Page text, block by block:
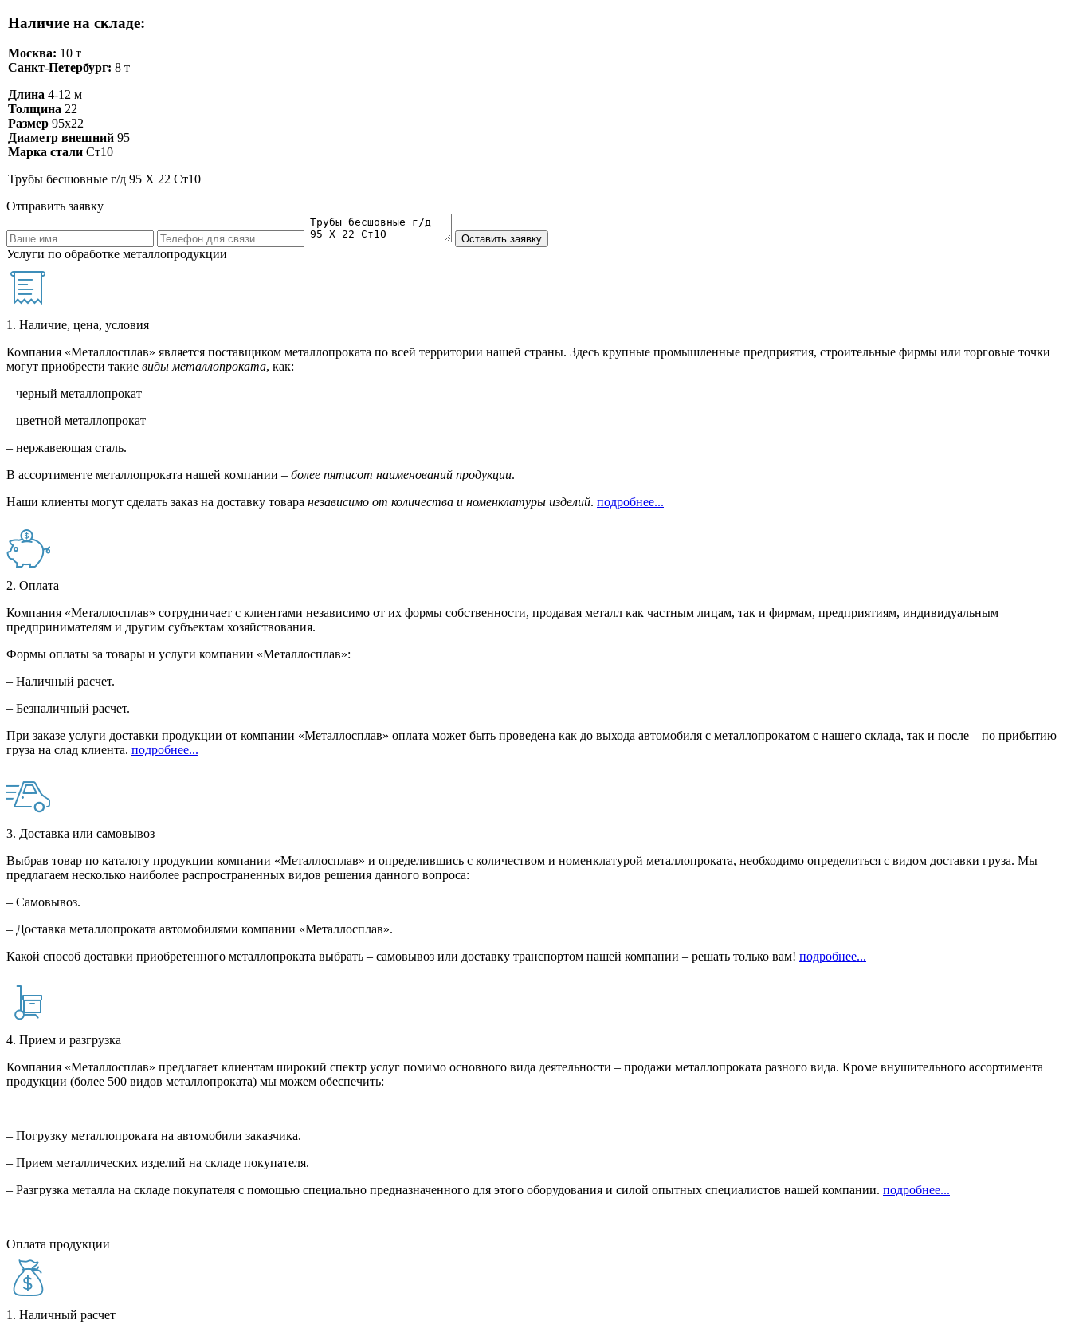
Наличие на складе:
Москва: 10 т
Санкт-Петербург: 8 т
Длина 4-12 м
Толщина 22
Размер 95х22
Диаметр внешний 95
Марка стали Ст10
Трубы бесшовные г/д 95 Х 22 Ст10
Отправить заявку
Услуги по обработке металлопродукции
1. Наличие, цена, условия
Компания «Металлосплав» является поставщиком металлопроката по всей территории нашей страны. Здесь крупные промышленные предприятия, строительные фирмы или торговые точки
могут приобрести такие виды металлопроката, как:
– черный металлопрокат
– цветной металлопрокат
– нержавеющая сталь.
В ассортименте металлопроката нашей компании – более пятисот наименований продукции.
Наши клиенты могут сделать заказ на доставку товара независимо от количества и номенклатуры изделий. подробнее...
2. Оплата
Компания «Металлосплав» сотрудничает с клиентами независимо от их формы собственности, продавая металл как частным лицам, так и фирмам, предприятиям, индивидуальным
предпринимателям и другим субъектам хозяйствования.
Формы оплаты за товары и услуги компании «Металлосплав»:
– Наличный расчет.
– Безналичный расчет.
При заказе услуги доставки продукции от компании «Металлосплав» оплата может быть проведена как до выхода автомобиля с металлопрокатом с нашего склада, так и после – по прибытию
груза на слад клиента. подробнее...
3. Доставка или самовывоз
Выбрав товар по каталогу продукции компании «Металлосплав» и определившись с количеством и номенклатурой металлопроката, необходимо определиться с видом доставки груза. Мы
предлагаем несколько наиболее распространенных видов решения данного вопроса:
– Самовывоз.
– Доставка металлопроката автомобилями компании «Металлосплав».
Какой способ доставки приобретенного металлопроката выбрать – самовывоз или доставку транспортом нашей компании – решать только вам! подробнее...
4. Прием и разгрузка
Компания «Металлосплав» предлагает клиентам широкий спектр услуг помимо основного вида деятельности – продажи металлопроката разного вида. Кроме внушительного ассортимента
продукции (более 500 видов металлопроката) мы можем обеспечить:
– Погрузку металлопроката на автомобили заказчика.
– Прием металлических изделий на складе покупателя.
– Разгрузка металла на складе покупателя с помощью специально предназначенного для этого оборудования и силой опытных специалистов нашей компании. подробнее...
Оплата продукции
1. Наличный расчет